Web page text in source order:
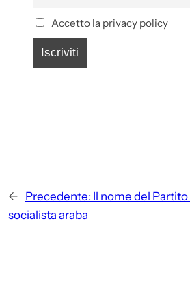
Accetto la privacy policy
← Precedente: Il nome del
socialista araba